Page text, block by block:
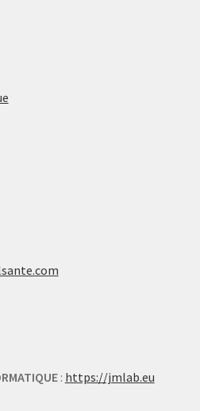
: https://jmlab.eu